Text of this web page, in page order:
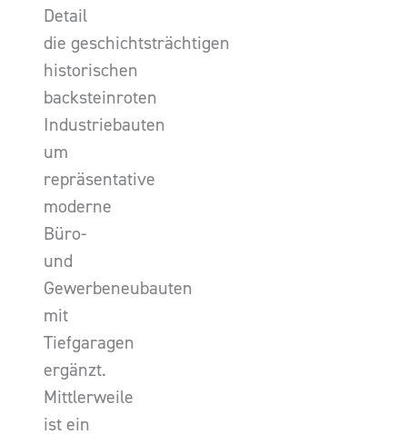
Detail
die geschichtsträchtigen
historischen
backsteinroten
Industriebauten
um
repräsentative
moderne
Büro-
und
Gewerbeneubauten
mit
Tiefgaragen
ergänzt.
Mittlerweile
ist ein